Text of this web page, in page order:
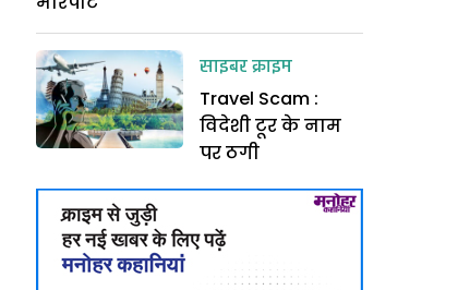
साइबर क्राइम
Travel Scam :
विदेशी टूर के नाम
पर ठगी